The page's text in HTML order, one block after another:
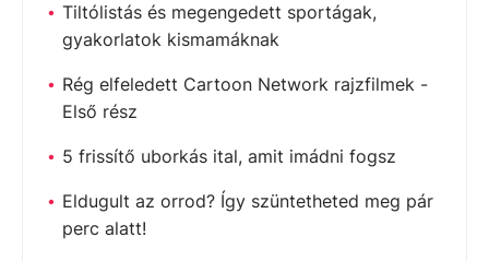
Tiltólistás és megengedett sportágak,
gyakorlatok kismamáknak
Rég elfeledett Cartoon Network rajzfilmek -
Első rész
5 frissítő uborkás ital, amit imádni fogsz
Eldugult az orrod? Így szüntetheted meg pár
perc alatt!